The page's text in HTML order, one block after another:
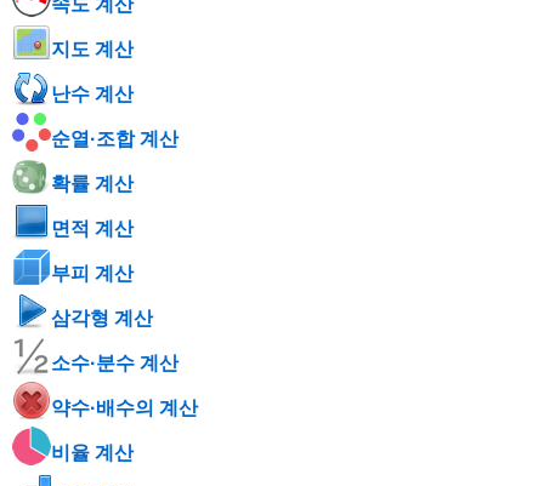
속도 계산
지도 계산
난수 계산
순열·조합 계산
확률 계산
면적 계산
부피 계산
삼각형 계산
소수·분수 계산
약수·배수의 계산
비율 계산